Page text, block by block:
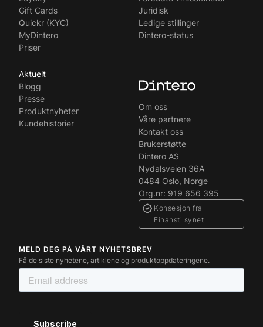
Gift Cards
Quickr (KYC)
MyDintero
Priser
Juridisk
Ledige stillinger
Dintero-status
Aktuelt
Blogg
Presse
Produktnyheter
Kundehistorier
Om oss
Våre partnere
Kontakt oss
Brukerstøtte
Dintero AS
Nydalsveien 36A
0484 Oslo, Norge
Org.nr: 919 656 395
Konsesjon fra
Finanstilsynet
MELD DEG PÅ VÅRT NYHETSBREV
Få de siste nyhetene, artiklene og produktoppdateringene.